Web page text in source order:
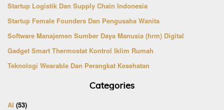
Startup Logistik Dan Supply Chain Indonesia
Startup Female Founders Dan Pengusaha Wanita
Software Manajemen Sumber Daya Manusia (hrm) Digital
Gadget Smart Thermostat Kontrol Iklim Rumah
Teknologi Wearable Dan Perangkat Kesehatan
Categories
AI (53)